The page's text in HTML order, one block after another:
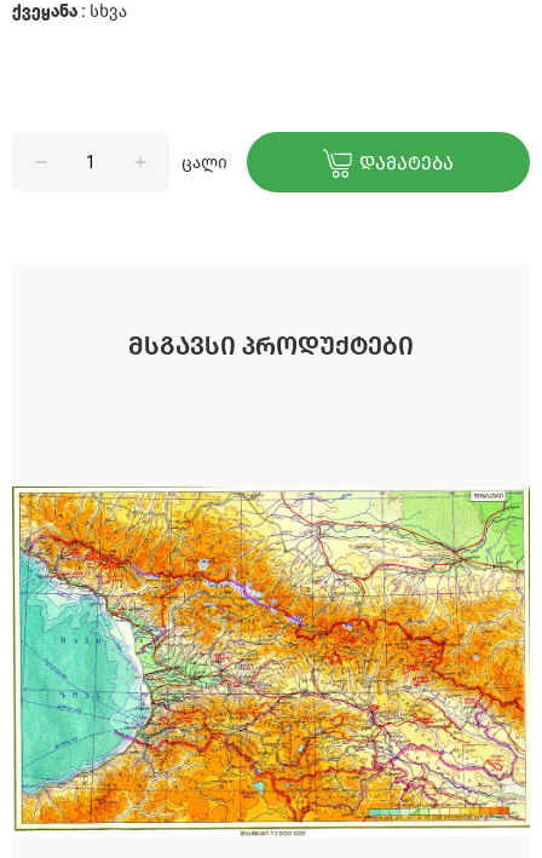
ქვეყანა : სხვა
ცალი ᲓᲐᲛᲐᲢᲔᲑᲐ
ᲛᲡᲒᲐᲕᲡᲘ ᲞᲠᲝᲓᲣᲥᲢᲔᲑᲘ